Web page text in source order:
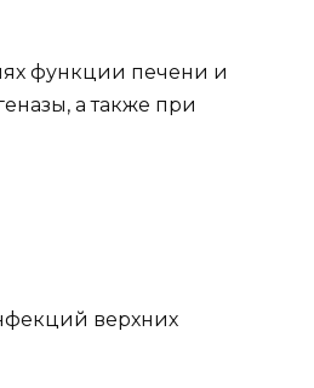
функции печени и
а также при
верхних